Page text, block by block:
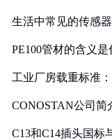
生活中常见的传感
PE100管材的含义是
工业厂房载重标准
CONOSTAN公司简
C13和C14插头国标